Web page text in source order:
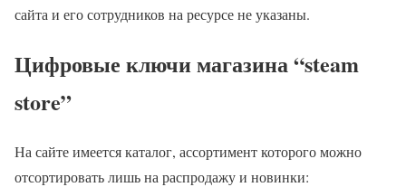
сайта и его сотрудников на ресурсе не указаны.
Цифровые ключи магазина “steam
store”
На сайте имеется каталог, ассортимент которого можно
отсортировать лишь на распродажу и новинки: